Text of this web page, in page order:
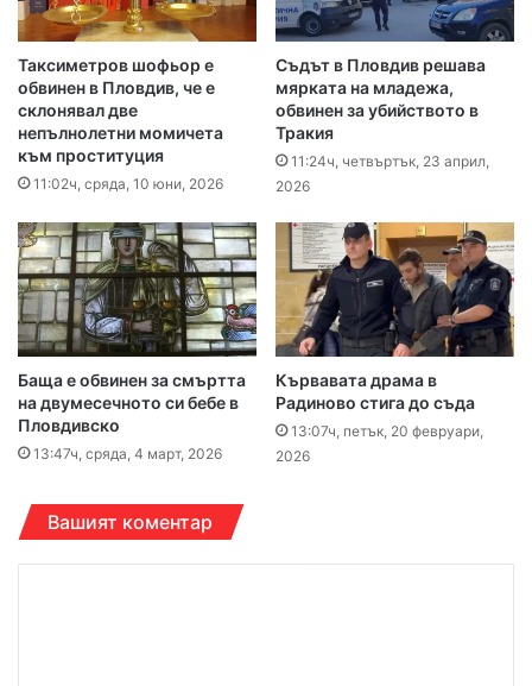
Таксиметров шофьор е
обвинен в Пловдив, че е
склонявал две
непълнолетни момичета
към проституция
11:02ч, сряда, 10 юни, 2026
Съдът в Пловдив решава
мярката на младежа,
обвинен за убийството в
Тракия
11:24ч, четвъртък, 23 април,
2026
Баща е обвинен за смъртта
на двумесечното си бебе в
Пловдивско
13:47ч, сряда, 4 март, 2026
Кървавата драма в
Радиново стига до съда
13:07ч, петък, 20 февруари,
2026
Вашият коментар